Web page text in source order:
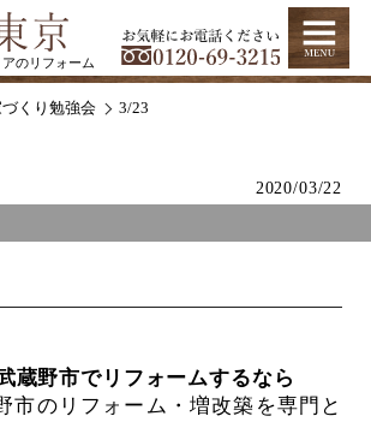
のリフォーム
くり勉強会 3/23
2020/03/22
蔵野市でリフォームするなら
市のリフォーム・増改築を専門と